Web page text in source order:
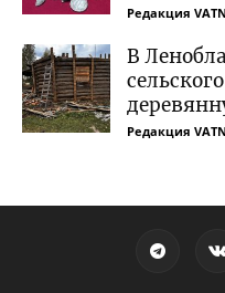
Редакция
В
Редакция